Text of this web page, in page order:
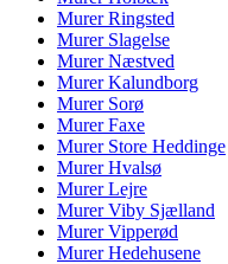
MurerRingsted
Murer Slagelse
MurerNæstved
MurerKalundborg
Murer Sorø
MurerFaxe
Murer Store Heddinge
MurerHvalsø
MurerLejre
MurerViby Sjælland
MurerVipperød
MurerHedehusene